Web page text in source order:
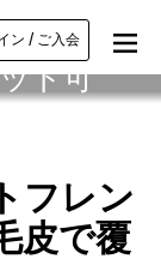
ン / ご入会
ト可
フレン
皮で覆